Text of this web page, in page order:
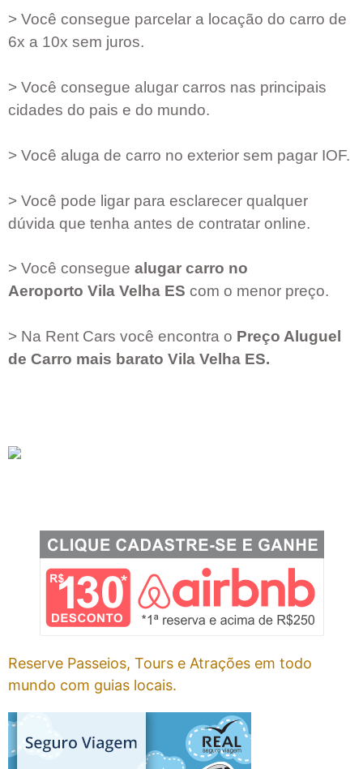
> Você consegue parcelar a locação do carro de
6x a 10x sem juros.
> Você consegue alugar carros nas principais
cidades do pais e do mundo.
> Você aluga de carro no exterior sem pagar IOF.
> Você pode ligar para esclarecer qualquer
dúvida que tenha antes de contratar online.
> Você consegue alugar carro no
Aeroporto Vila Velha ES com o menor preço.
> Na Rent Cars você encontra o Preço Aluguel
de Carro mais barato Vila Velha ES.
Reserve Passeios, Tours e Atrações em todo
mundo com guias locais.